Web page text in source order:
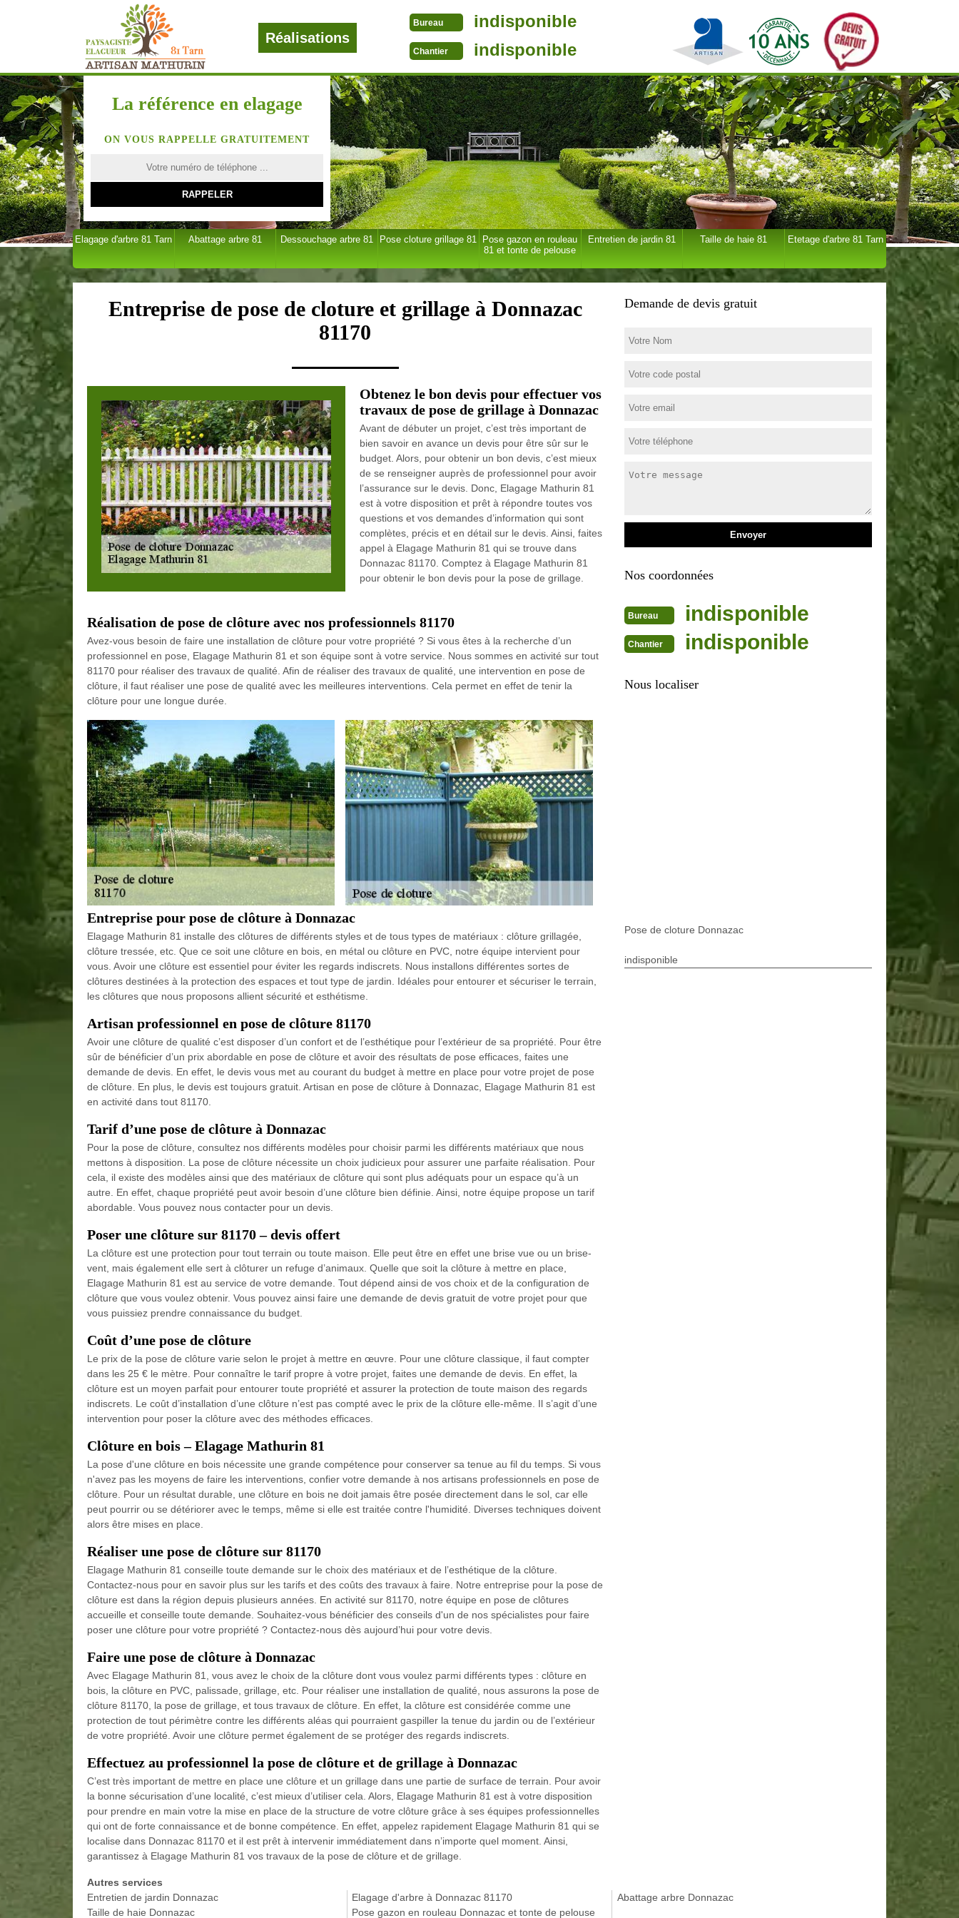
Réalisations
Bureau indisponible
Chantier indisponible
La référence en elagage
ON VOUS RAPPELLE GRATUITEMENT
Elagage d'arbre 81 Tarn Abattage arbre 81 Dessouchage arbre 81 Pose cloture grillage 81
Pose gazon en rouleau
81 et tonte de pelouse
Entretien de jardin 81 Taille de haie 81 Etetage d'arbre 81 Tarn
Entreprise de pose de cloture et grillage à Donnazac
81170
Obtenez le bon devis pour effectuer vos
travaux de pose de grillage à Donnazac
Avant de débuter un projet, c’est très important de
bien savoir en avance un devis pour être sûr sur le
budget. Alors, pour obtenir un bon devis, c’est mieux
de se renseigner auprès de professionnel pour avoir
l’assurance sur le devis. Donc, Elagage Mathurin 81
est à votre disposition et prêt à répondre toutes vos
questions et vos demandes d’information qui sont
complètes, précis et en détail sur le devis. Ainsi, faites
appel à Elagage Mathurin 81 qui se trouve dans
Donnazac 81170. Comptez à Elagage Mathurin 81
pour obtenir le bon devis pour la pose de grillage.
Réalisation de pose de clôture avec nos professionnels 81170
Avez-vous besoin de faire une installation de clôture pour votre propriété ? Si vous êtes à la recherche d’un
professionnel en pose, Elagage Mathurin 81 et son équipe sont à votre service. Nous sommes en activité sur tout
81170 pour réaliser des travaux de qualité. Afin de réaliser des travaux de qualité, une intervention en pose de
clôture, il faut réaliser une pose de qualité avec les meilleures interventions. Cela permet en effet de tenir la
clôture pour une longue durée.
Entreprise pour pose de clôture à Donnazac
Elagage Mathurin 81 installe des clôtures de différents styles et de tous types de matériaux : clôture grillagée,
clôture tressée, etc. Que ce soit une clôture en bois, en métal ou clôture en PVC, notre équipe intervient pour
vous. Avoir une clôture est essentiel pour éviter les regards indiscrets. Nous installons différentes sortes de
clôtures destinées à la protection des espaces et tout type de jardin. Idéales pour entourer et sécuriser le terrain,
les clôtures que nous proposons allient sécurité et esthétisme.
Artisan professionnel en pose de clôture 81170
Avoir une clôture de qualité c’est disposer d’un confort et de l’esthétique pour l’extérieur de sa propriété. Pour être
sûr de bénéficier d’un prix abordable en pose de clôture et avoir des résultats de pose efficaces, faites une
demande de devis. En effet, le devis vous met au courant du budget à mettre en place pour votre projet de pose
de clôture. En plus, le devis est toujours gratuit. Artisan en pose de clôture à Donnazac, Elagage Mathurin 81 est
en activité dans tout 81170.
Tarif d’une pose de clôture à Donnazac
Pour la pose de clôture, consultez nos différents modèles pour choisir parmi les différents matériaux que nous
mettons à disposition. La pose de clôture nécessite un choix judicieux pour assurer une parfaite réalisation. Pour
cela, il existe des modèles ainsi que des matériaux de clôture qui sont plus adéquats pour un espace qu’à un
autre. En effet, chaque propriété peut avoir besoin d’une clôture bien définie. Ainsi, notre équipe propose un tarif
abordable. Vous pouvez nous contacter pour un devis.
Poser une clôture sur 81170 – devis offert
La clôture est une protection pour tout terrain ou toute maison. Elle peut être en effet une brise vue ou un brise-
vent, mais également elle sert à clôturer un refuge d’animaux. Quelle que soit la clôture à mettre en place,
Elagage Mathurin 81 est au service de votre demande. Tout dépend ainsi de vos choix et de la configuration de
clôture que vous voulez obtenir. Vous pouvez ainsi faire une demande de devis gratuit de votre projet pour que
vous puissiez prendre connaissance du budget.
Coût d’une pose de clôture
Le prix de la pose de clôture varie selon le projet à mettre en œuvre. Pour une clôture classique, il faut compter
dans les 25 € le mètre. Pour connaître le tarif propre à votre projet, faites une demande de devis. En effet, la
clôture est un moyen parfait pour entourer toute propriété et assurer la protection de toute maison des regards
indiscrets. Le coût d’installation d’une clôture n’est pas compté avec le prix de la clôture elle-même. Il s’agit d’une
intervention pour poser la clôture avec des méthodes efficaces.
Clôture en bois – Elagage Mathurin 81
La pose d'une clôture en bois nécessite une grande compétence pour conserver sa tenue au fil du temps. Si vous
n'avez pas les moyens de faire les interventions, confier votre demande à nos artisans professionnels en pose de
clôture. Pour un résultat durable, une clôture en bois ne doit jamais être posée directement dans le sol, car elle
peut pourrir ou se détériorer avec le temps, même si elle est traitée contre l'humidité. Diverses techniques doivent
alors être mises en place.
Réaliser une pose de clôture sur 81170
Elagage Mathurin 81 conseille toute demande sur le choix des matériaux et de l’esthétique de la clôture.
Contactez-nous pour en savoir plus sur les tarifs et des coûts des travaux à faire. Notre entreprise pour la pose de
clôture est dans la région depuis plusieurs années. En activité sur 81170, notre équipe en pose de clôtures
accueille et conseille toute demande. Souhaitez-vous bénéficier des conseils d'un de nos spécialistes pour faire
poser une clôture pour votre propriété ? Contactez-nous dès aujourd’hui pour votre devis.
Faire une pose de clôture à Donnazac
Avec Elagage Mathurin 81, vous avez le choix de la clôture dont vous voulez parmi différents types : clôture en
bois, la clôture en PVC, palissade, grillage, etc. Pour réaliser une installation de qualité, nous assurons la pose de
clôture 81170, la pose de grillage, et tous travaux de clôture. En effet, la clôture est considérée comme une
protection de tout périmètre contre les différents aléas qui pourraient gaspiller la tenue du jardin ou de l’extérieur
de votre propriété. Avoir une clôture permet également de se protéger des regards indiscrets.
Effectuez au professionnel la pose de clôture et de grillage à Donnazac
C’est très important de mettre en place une clôture et un grillage dans une partie de surface de terrain. Pour avoir
la bonne sécurisation d’une localité, c’est mieux d’utiliser cela. Alors, Elagage Mathurin 81 est à votre disposition
pour prendre en main votre la mise en place de la structure de votre clôture grâce à ses équipes professionnelles
qui ont de forte connaissance et de bonne compétence. En effet, appelez rapidement Elagage Mathurin 81 qui se
localise dans Donnazac 81170 et il est prêt à intervenir immédiatement dans n’importe quel moment. Ainsi,
garantissez à Elagage Mathurin 81 vos travaux de la pose de clôture et de grillage.
Demande de devis gratuit
Nos coordonnées
Bureau indisponible
Chantier indisponible
Nous localiser
Pose de cloture Donnazac
indisponible
Autres services
Entretien de jardin Donnazac
Taille de haie Donnazac
Elagage d'arbre à Donnazac 81170
Pose gazon en rouleau Donnazac et tonte de pelouse
Abattage arbre Donnazac